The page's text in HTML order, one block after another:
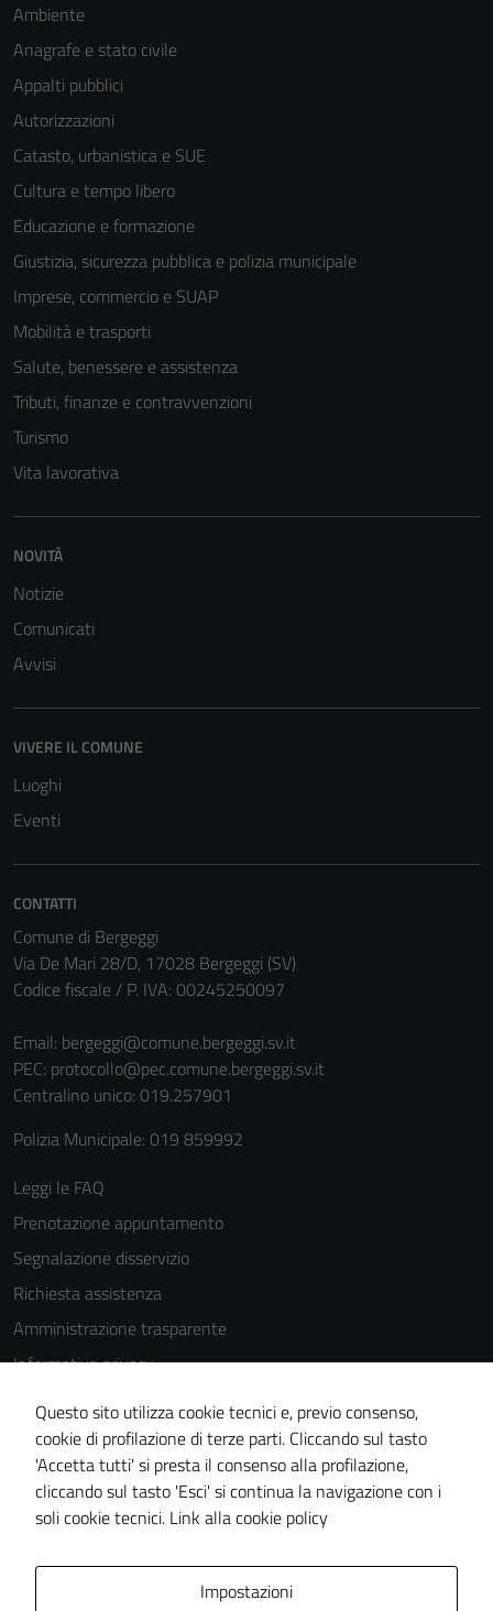
Ambiente
Anagrafe e stato civile
Appalti pubblici
Autorizzazioni
Catasto, urbanistica e SUE
Cultura e tempo libero
Educazione e formazione
Giustizia, sicurezza pubblica e polizia municipale
Imprese, commercio e SUAP
Mobilità e trasporti
Salute, benessere e assistenza
Tributi, finanze e contravvenzioni
Turismo
Vita lavorativa
NOVITÀ
Notizie
Comunicati
Avvisi
VIVERE IL COMUNE
Luoghi
Eventi
CONTATTI
Comune di Bergeggi
Via De Mari 28/D, 17028 Bergeggi (SV)
Codice fiscale / P. IVA: 00245250097
Email: bergeggi@comune.bergeggi.sv.it
PEC: protocollo@pec.comune.bergeggi.sv.it
Centralino unico: 019.257901
Polizia Municipale: 019 859992
Leggi le FAQ
Prenotazione appuntamento
Segnalazione disservizio
Richiesta assistenza
Amministrazione trasparente
Informativa privacy
Cookie Policy
Note legali
Dichiarazione di accessibilità
Piano di miglioramento del sito
Questo sito utilizza cookie tecnici e, previo consenso,
cookie di profilazione di terze parti. Cliccando sul tasto
'Accetta tutti' si presta il consenso alla profilazione,
cliccando sul tasto 'Esci' si continua la navigazione con i
soli cookie tecnici. Link alla cookie policy
Impostazioni